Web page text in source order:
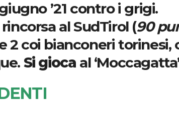
’21 contro i grigi.
al SudTirol (90
2 coi bianconeri torinesi,
Si gioca al